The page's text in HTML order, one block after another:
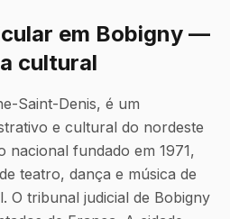
em Bobigny —
cultural
Saint-Denis, é um
e cultural do nordeste
nacional fundado em 1971,
teatro, dança e música de
O tribunal judicial de Bobigny